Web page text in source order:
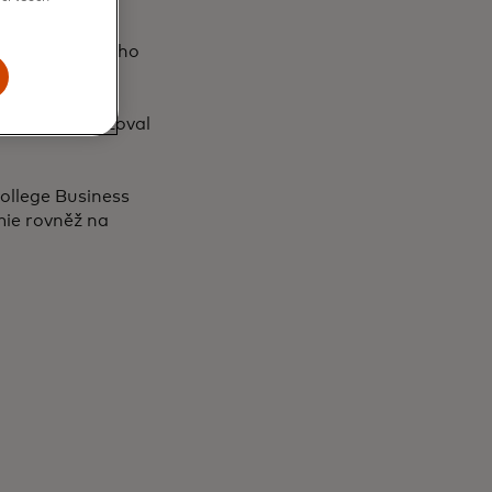
a platebního
- vyvíjel
v oblasti
a realizoval
Business
rovněž na